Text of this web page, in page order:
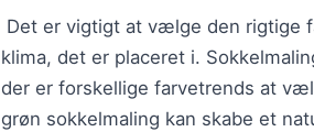
Det er vigtigt at vælge den rigtige
klima, det er placeret i.
der er forskellige farvetrends at
grøn sokkelmaling kan skabe et